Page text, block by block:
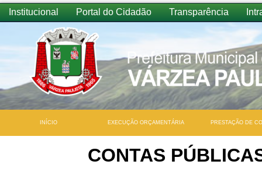
Institucional Portal do Cidadão Transparência
INÍCIO EXECUÇÃO ORÇAMENTÁRIA PRESTAÇÃO DE
CONTAS